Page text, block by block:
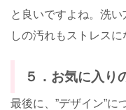
と良いですよね。洗
しの汚れもストレスに
５．お気に入り
最後に、”デザイン”